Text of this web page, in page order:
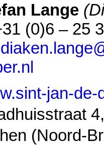
Lange
(0)6 – 25
jan-de-
(Noord-